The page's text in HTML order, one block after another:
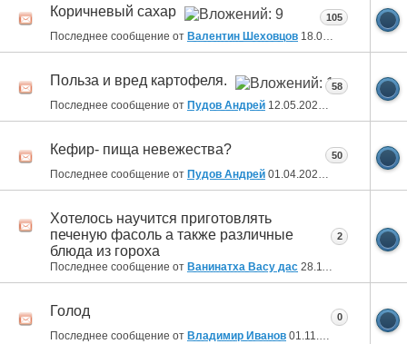
Коричневый сахар
Последнее сообщение от Валентин Шеховцов 18.07.2024 15:19
105
Польза и вред картофеля.
Последнее сообщение от Пудов Андрей 12.05.2024 19:18
58
Кефир- пища невежества?
Последнее сообщение от Пудов Андрей 01.04.2024 17:26
50
Хотелось научится приготовлять
печеную фасоль а также различные
блюда из гороха
Последнее сообщение от Ванинатха Васу дас 28.11.2023
2
Голод
Последнее сообщение от Владимир Иванов 01.11.2023
0